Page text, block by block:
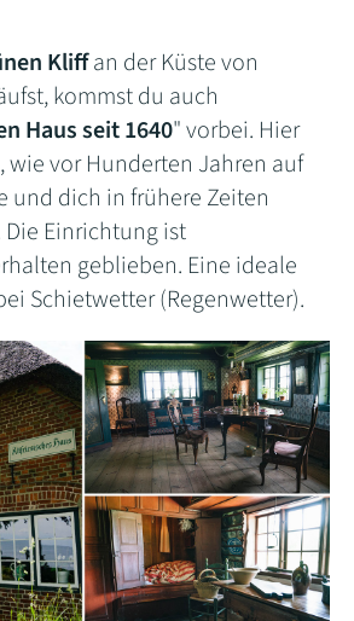
Kliffan der Küste von
kommst du auch
Haus seit 1640" vorbei. Hier
wie vor Hunderten Jahren auf
und dich in frühere Zeiten
Einrichtung ist
geblieben. Eine ideale
Schietwetter (Regenwetter).